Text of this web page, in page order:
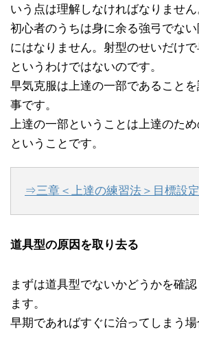
いう点は理解しなければなりません
初心者のうちは身に余る強弓でな
にはなりません。射型のせいだけ
というわけではないのです。
早気克服は上達の一部であること
事です。
上達の一部ということは上達のた
ということです。
⇒三章＜上達の練習法＞目標設
道具型の原因を取り去る
まずは道具型でないかどうかを確
ます。
早期であればすぐに治ってしまう場